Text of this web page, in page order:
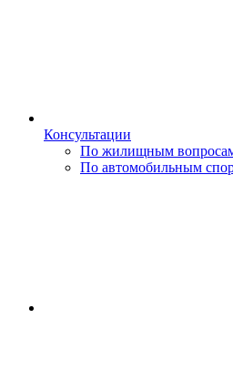
Консультации
По жилищным
По автомобильным